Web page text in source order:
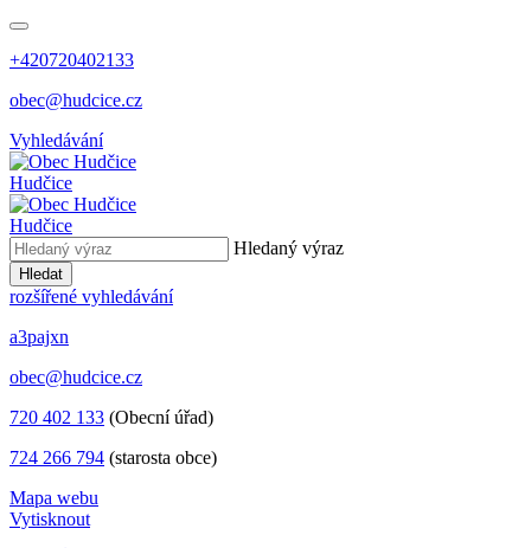
+420720402133
obec@hudcice.cz
Vyhledávání
Hudčice
Hudčice
Hledaný výraz
Hledat
rozšířené vyhledávání
a3pajxn
obec@hudcice.cz
720 402 133 (Obecní úřad)
724 266 794 (starosta obce)
Mapa webu
Vytisknout